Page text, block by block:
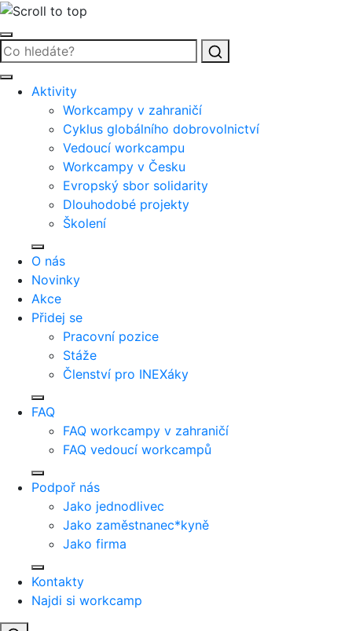
Vyhledat
Aktivity
Workcampy v zahraničí
Cyklus globálního dobrovolnictví
Vedoucí workcampu
Workcampy v Česku
Evropský sbor solidarity
Dlouhodobé projekty
Školení
O nás
Novinky
Akce
Přidej se
Pracovní pozice
Stáže
Členství pro INEXáky
FAQ
FAQ workcampy v zahraničí
FAQ vedoucí workcampů
Podpoř nás
Jako jednodlivec
Jako zaměstnanec*kyně
Jako firma
Kontakty
Najdi si workcamp